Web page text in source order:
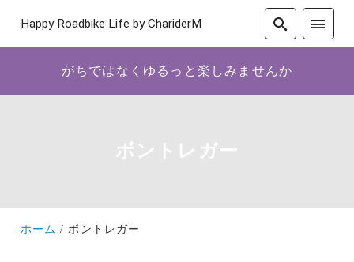
Happy Roadbike Life by ChariderM
がちではなくゆるっと楽しみませんか
ボントレガー
ホーム ボントレガー